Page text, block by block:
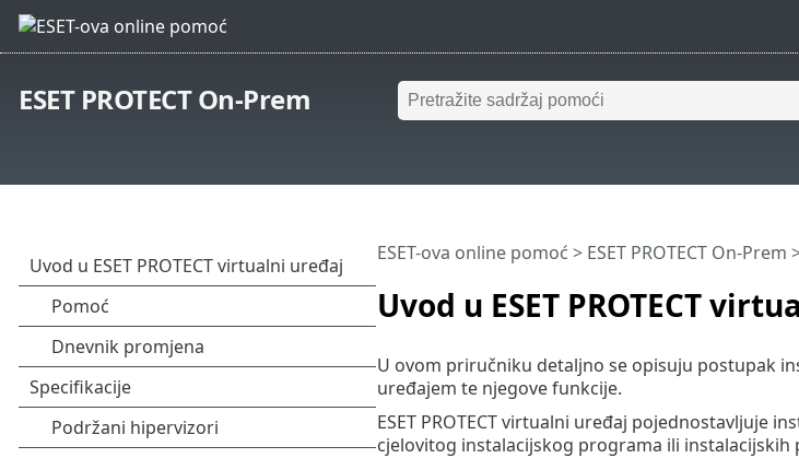
ESET PROTECT On-Prem
Uvod u ESET PROTECT
ESET-ova online pomoć > ESET PROTECT On-Prem
U ovom priručniku detaljno se opisuju postupak
uređajem te njegove funkcije.
ESET PROTECT virtualni uređaj pojednostavljuje
cjelovitog instalacijskog programa ili instalacijskih